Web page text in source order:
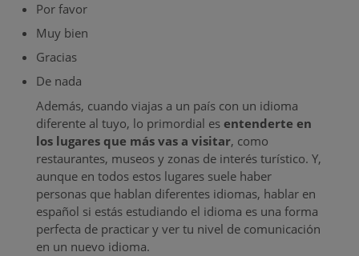
Por favor
Muy bien
Gracias
De nada
Además, cuando viajas a un país con un idioma
diferente al tuyo, lo primordial es entenderte en
los lugares que más vas a visitar, como
restaurantes, museos y zonas de interés turístico. Y,
aunque en todos estos lugares suele haber
personas que hablan diferentes idiomas, hablar en
español si estás estudiando el idioma es una forma
perfecta de practicar y ver tu nivel de comunicación
en un nuevo idioma.